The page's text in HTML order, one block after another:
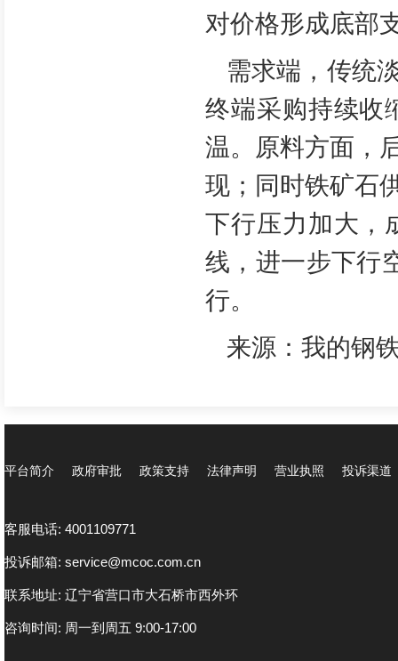
对价格形成底部
需求端，传统
终端采购持续收
温。原料方面，
现；同时铁矿石
下行压力加大，
线，进一步下行
行。
来源：我的钢
平台简介 政府审批 政策支持 法律声明 营业执照 投诉渠道
客服电话: 4001109771
投诉邮箱: service@mcoc.com.cn
联系地址: 辽宁省营口市大石桥市西外环
咨询时间: 周一到周五 9:00-17:00